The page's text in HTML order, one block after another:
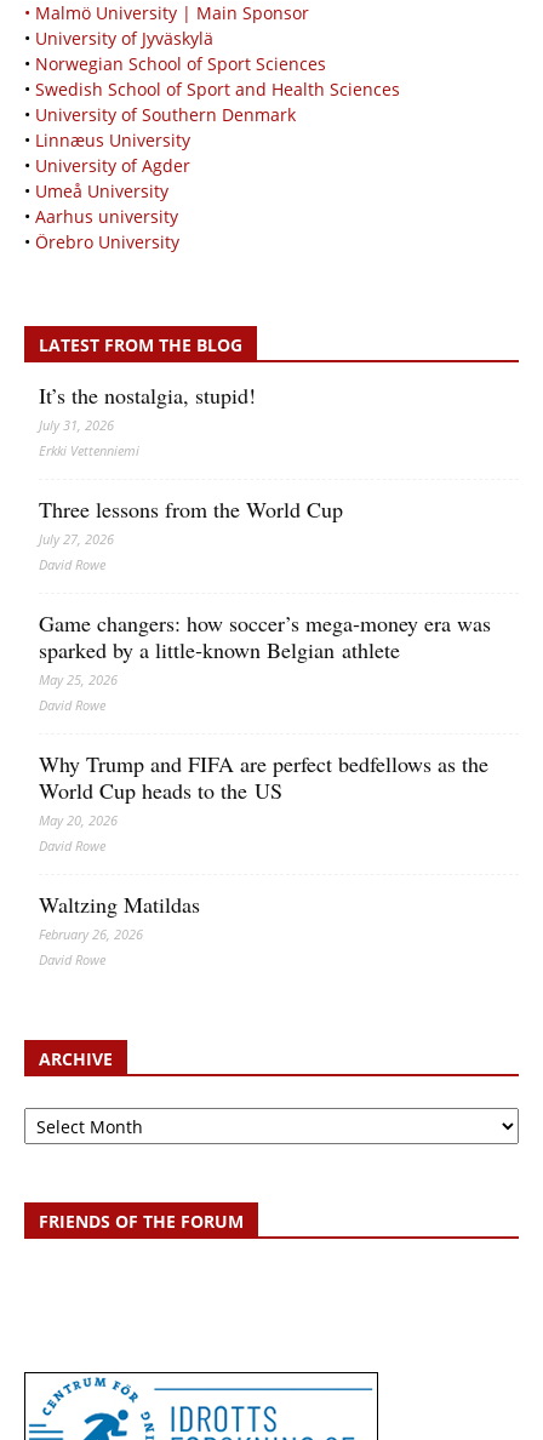
• Malmö University | Main Sponsor
• University of Jyväskylä
• Norwegian School of Sport Sciences
• Swedish School of Sport and Health Sciences
• University of Southern Denmark
• Linnæus University
• University of Agder
• Umeå University
• Aarhus university
• Örebro University
LATEST FROM THE BLOG
It’s the nostalgia, stupid!
July 31, 2026
Erkki Vetten­­niemi
Three lessons from the World Cup
July 27, 2026
David Rowe
Game changers: how soccer’s mega‑money era was
sparked by a little‑known Belgian athlete
May 25, 2026
David Rowe
Why Trump and FIFA are perfect bedfellows as the
World Cup heads to the US
May 20, 2026
David Rowe
Waltzing Matildas
February 26, 2026
David Rowe
ARCHIVE
Archive
FRIENDS OF THE FORUM